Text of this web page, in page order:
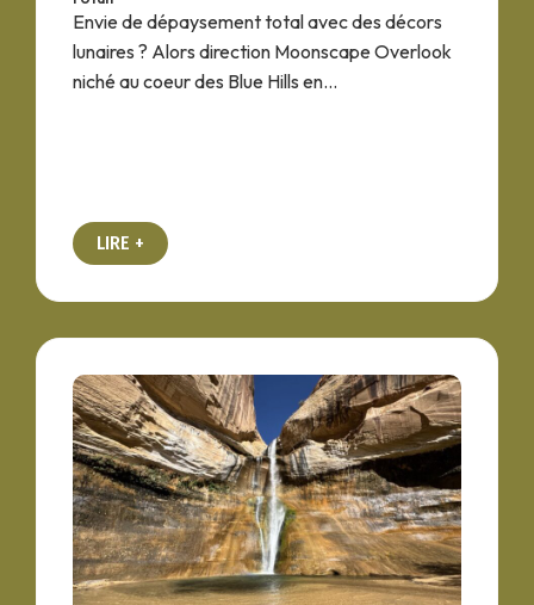
Envie de dépaysement total avec des décors
lunaires ? Alors direction Moonscape Overlook
niché au coeur des Blue Hills en...
LIRE +